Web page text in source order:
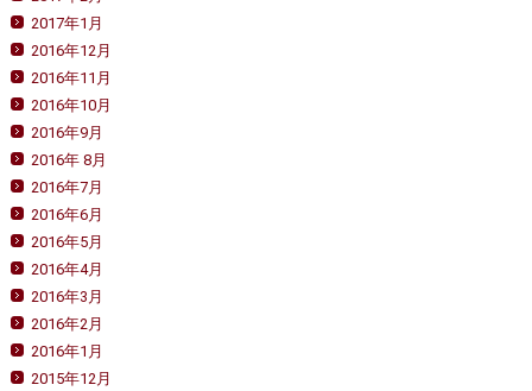
2017年1月
2016年12月
2016年11月
2016年10月
2016年9月
2016年 8月
2016年7月
2016年6月
2016年5月
2016年4月
2016年3月
2016年2月
2016年1月
2015年12月